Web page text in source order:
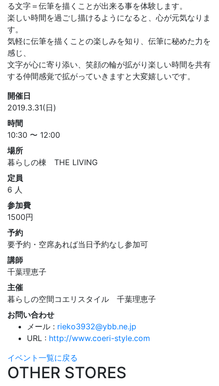
る文字＝伝筆を描くことが出来る事を体験します。
楽しい時間を過ごし描けるようになると、心が元気なりま
す。
気軽に伝筆を描くことの楽しみを知り、伝筆に秘めた力を
感じ、
文字が心に寄り添い、笑顔の輪が拡がり楽しい時間を共有
する仲間感覚で拡がっていきますと大変嬉しいです。
開催日
2019.3.31(日)
時間
10:30 〜 12:00
場所
暮らしの棟 THE LIVING
定員
6 人
参加費
1500円
予約
要予約・空席あれば当日予約なし参加可
講師
千葉理恵子
主催
暮らしの空間コエリスタイル 千葉理恵子
お問い合わせ
メール : rieko3932@ybb.ne.jp
URL : http://www.coeri-style.com
イベント一覧に戻る
OTHER STORES